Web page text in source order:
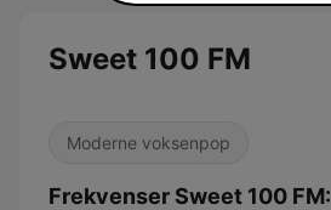
Sweet 100 FM
Moderne voksenpop
Frekvenser Sweet 100 FM: